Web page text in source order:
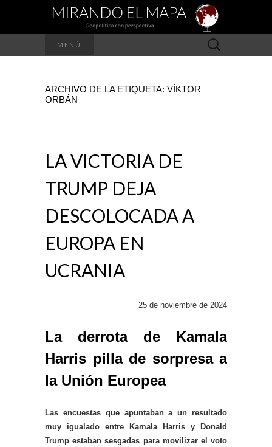
MENÚ Buscar:
ARCHIVO DE LA ETIQUETA: VÍKTOR
ORBÁN
LA VICTORIA DE
TRUMP DEJA
DESCOLOCADA A
EUROPA EN
UCRANIA
25 de noviembre de 2024
La derrota de Kamala
Harris pilla de sorpresa a
la Unión Europea
Las encuestas que apuntaban a un resultado
muy igualado entre Kamala Harris y Donald
Trump estaban sesgadas para movilizar el voto